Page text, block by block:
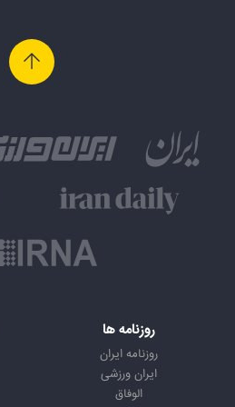
روزنامه ها
روزنامه ایران
ایران ورزشی
الوفاق